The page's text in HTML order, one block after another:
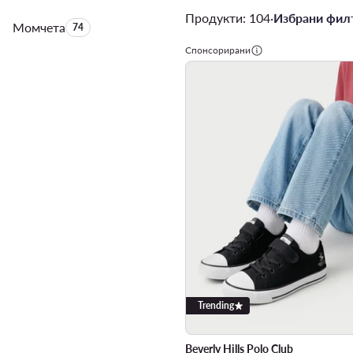
МомчетаБрой на продуктите:
74
Продукти: 104·Избрани
Спонсорирани
Trending
Beverly Hills Polo Club